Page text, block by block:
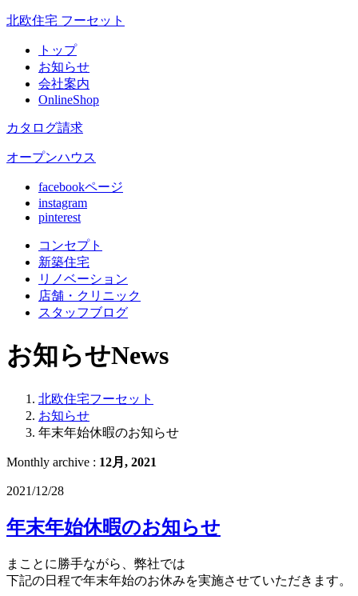
北欧住宅 フーセット
トップ
お知らせ
会社案内
OnlineShop
カタログ請求
オープンハウス
facebookページ
instagram
pinterest
コンセプト
新築住宅
リノベーション
店舗 ・クリニック
スタッフブログ
お知らせNews
北欧住宅フーセット
お知らせ
年末年始休暇のお知らせ
Monthly archive : 12月, 2021
2021/12/28
年末年始休暇のお知らせ
まことに勝手ながら、弊社では
下記の日程で年末年始のお休みを実施させていただきます。